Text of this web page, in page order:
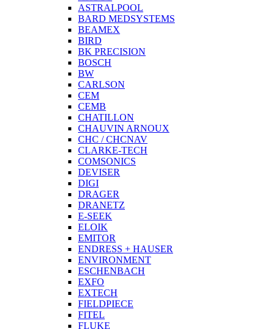
ASTRALPOOL
BARD MEDSYSTEMS
BEAMEX
BIRD
BK PRECISION
BOSCH
BW
CARLSON
CEM
CEMB
CHATILLON
CHAUVIN ARNOUX
CHC / CHCNAV
CLARKE-TECH
COMSONICS
DEVISER
DIGI
DRAGER
DRANETZ
E-SEEK
ELOIK
EMITOR
ENDRESS + HAUSER
ENVIRONMENT
ESCHENBACH
EXFO
EXTECH
FIELDPIECE
FITEL
FLUKE